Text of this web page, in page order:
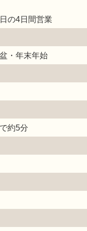
の4日間営業
・年末年始
約5分